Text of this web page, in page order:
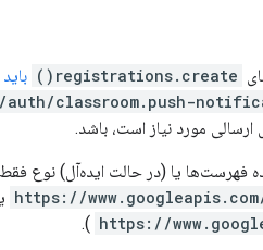
registrations.create()
auth/classroom.push-
ارسالی مورد نیاز است، باشد.
فهرست‌ها یا (در حالت ایده‌آل) نوع
https://
https://
).